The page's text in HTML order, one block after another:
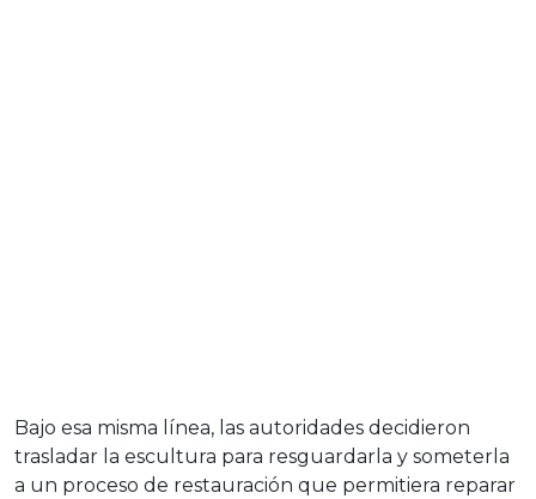
Bajo esa misma línea, las autoridades decidieron
trasladar la escultura para resguardarla y someterla
a un proceso de restauración que permitiera reparar